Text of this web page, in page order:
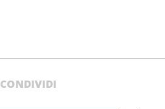
CONDIVIDI